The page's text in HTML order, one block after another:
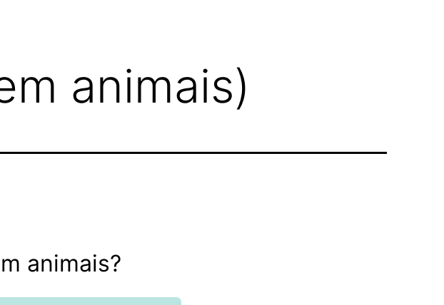
animais)
animais?